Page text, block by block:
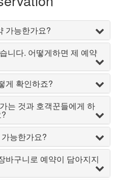
가능한가요?
니다. 어떻게하면 제 예약
게 확인하죠?
는 것과 호객꾼들에게 하
능한가요?
바구니로 예약이 담아지지